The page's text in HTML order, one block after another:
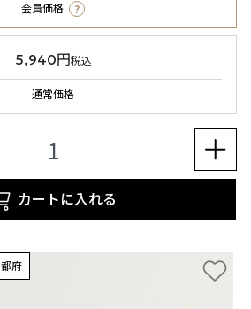
会員価格 ?
5,940円税込
通常価格
カートに入れる
府